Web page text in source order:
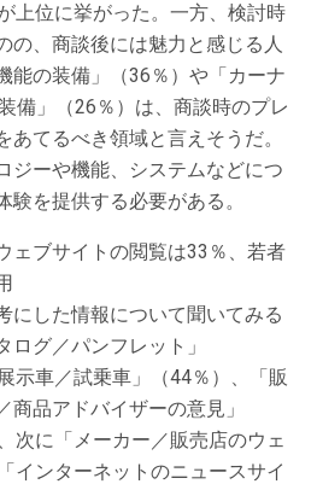
上位に挙がった。一方、検討時
の、商談後には魅力と感じる人
能の装備」（36％）や「カーナ
備」（26％）は、商談時のプレ
あてるべき領域と言えそうだ。
ジーや機能、システムなどにつ
を提供する必要がある。
ェブサイトの閲覧は33％、若者
した情報について聞いてみる
ログ／パンフレット」
示車／試乗車」（44％）、「販
品アドバイザーの意見」
次に「メーカー／販売店のウェ
インターネットのニュースサイ